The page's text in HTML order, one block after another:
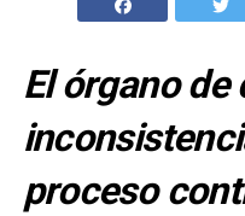
El órgano
proceso